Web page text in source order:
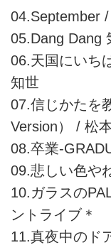
04.September /
05.Dang Dang
06.天国にいち
知世
07.信じかたを
Version） / 松
08.卒業-
09.悲しい色や
10.ガラスの
ントライブ＊
11.真夜中のド